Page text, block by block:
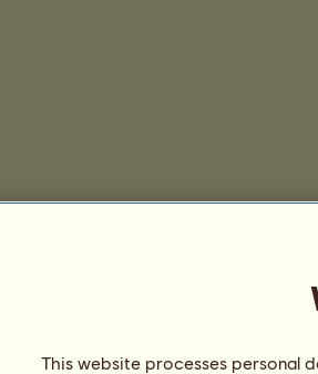
This website processes personal